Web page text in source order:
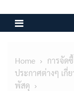
Home
การจัด
ประกาศต่างๆ เกี่
พัสดุ